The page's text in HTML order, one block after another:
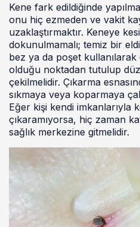
Kene fark edildiğinde
onu hiç ezmeden ve vakit
uzaklaştırmaktır. Keneye
dokunulmamalı; temiz bir
bez ya da poşet kullanılarak
olduğu noktadan tutulup
çekilmelidir. Çıkarma
sıkmaya veya koparmaya
Eğer kişi kendi imkanlarıyla
çıkaramıyorsa, hiç zaman
sağlık merkezine gitmelidir.